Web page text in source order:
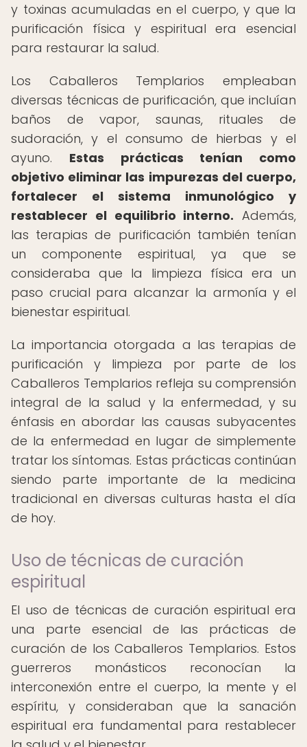
y toxinas acumuladas en el cuerpo, y que la
purificación física y espiritual era esencial
para restaurar la salud.
Los Caballeros Templarios empleaban
diversas técnicas de purificación, que incluían
baños de vapor, saunas, rituales de
sudoración, y el consumo de hierbas y el
ayuno. Estas prácticas tenían como
objetivo eliminar las impurezas del cuerpo,
fortalecer el sistema inmunológico y
restablecer el equilibrio interno. Además,
las terapias de purificación también tenían
un componente espiritual, ya que se
consideraba que la limpieza física era un
paso crucial para alcanzar la armonía y el
bienestar espiritual.
La importancia otorgada a las terapias de
purificación y limpieza por parte de los
Caballeros Templarios refleja su comprensión
integral de la salud y la enfermedad, y su
énfasis en abordar las causas subyacentes
de la enfermedad en lugar de simplemente
tratar los síntomas. Estas prácticas continúan
siendo parte importante de la medicina
tradicional en diversas culturas hasta el día
de hoy.
Uso de técnicas de curación
espiritual
El uso de técnicas de curación espiritual era
una parte esencial de las prácticas de
curación de los Caballeros Templarios. Estos
guerreros monásticos reconocían la
interconexión entre el cuerpo, la mente y el
espíritu, y consideraban que la sanación
espiritual era fundamental para restablecer